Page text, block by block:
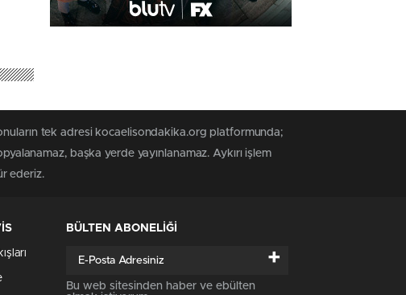
tek adresi kocaelisondakika.org platformunda;
başka yerde yayınlanamaz. Aykırı işlem
ederiz.
BÜLTEN ABONELİĞİ
+
Bu web sitesinden haber ve ebülten